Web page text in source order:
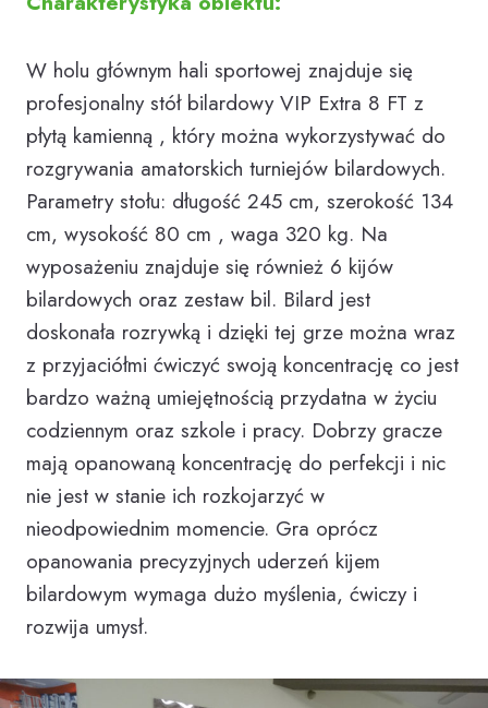
W holu głównym hali sportowej znajduje się
profesjonalny stół bilardowy VIP Extra 8 FT z
płytą kamienną , który można wykorzystywać do
rozgrywania amatorskich turniejów bilardowych.
Parametry stołu: długość 245 cm, szerokość 134
cm, wysokość 80 cm , waga 320 kg. Na
wyposażeniu znajduje się również 6 kijów
bilardowych oraz zestaw bil. Bilard jest
doskonała rozrywką i dzięki tej grze można wraz
z przyjaciółmi ćwiczyć swoją koncentrację co jest
bardzo ważną umiejętnością przydatna w życiu
codziennym oraz szkole i pracy. Dobrzy gracze
mają opanowaną koncentrację do perfekcji i nic
nie jest w stanie ich rozkojarzyć w
nieodpowiednim momencie. Gra oprócz
opanowania precyzyjnych uderzeń kijem
bilardowym wymaga dużo myślenia, ćwiczy i
rozwija umysł.